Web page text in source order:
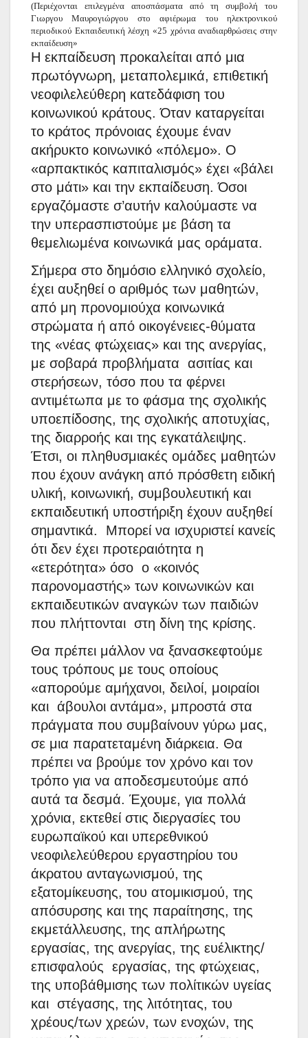
(Περιέχονται επιλεγμένα αποσπάσματα απότη συμβολή του
Γιωργου Μαυρογιώργου στο αφιέρωμα του ηλεκτρονικού
περιοδικού Eκπαιδευτική λέσχη «25 χρόνια αναδιαρθρώσεις στην
εκπαίδευση»
Η εκπαίδευση προκαλείται από μια
πρωτόγνωρη, μεταπολεμικά, επιθετική
νεοφιλελεύθερη κατεδάφιση του
κοινωνικού κράτους. Όταν καταργείται
το κράτος πρόνοιας έχουμε έναν
ακήρυκτο κοινωνικό «πόλεμο». Ο
«αρπακτικός καπιταλισμός» έχει «βάλει
στο μάτι» και την εκπαίδευση. Όσοι
εργαζόμαστε σ’αυτήν καλούμαστε να
την υπερασπιστούμε με βάση τα
θεμελιωμένα κοινωνικά μας οράματα.
Σήμερα στο δημόσιο ελληνικό σχολείο,
έχει αυξηθεί ο αριθμός των μαθητών,
από μη προνομιούχα κοινωνικά
στρώματα ή από οικογένειες-θύματα
της «νέας φτώχειας» και της ανεργίας,
με σοβαρά προβλήματα ασιτίας και
στερήσεων, τόσο που τα φέρνει
αντιμέτωπα με το φάσμα της σχολικής
υποεπίδοσης, της σχολικής αποτυχίας,
της διαρροής και της εγκατάλειψης.
Έτσι, οι πληθυσμιακές ομάδες μαθητών
που έχουν ανάγκη από πρόσθετη ειδική
υλική, κοινωνική, συμβουλευτική και
εκπαιδευτική υποστήριξη έχουν αυξηθεί
σημαντικά. Μπορεί να ισχυριστεί κανείς
ότι δεν έχει προτεραιότητα η
«ετερότητα» όσο ο «κοινός
παρονομαστής» των κοινωνικών και
εκπαιδευτικών αναγκών των παιδιών
που πλήττονται στη δίνη της κρίσης.
Θα πρέπει μάλλον να ξανασκεφτούμε
τους τρόπους με τους οποίους
«απορούμε αμήχανοι, δειλοί, μοιραίοι
και άβουλοι αντάμα», μπροστά στα
πράγματα που συμβαίνουν γύρω μας,
σε μια παρατεταμένη διάρκεια. Θα
πρέπει να βρούμε τον χρόνο και τον
τρόπο για να αποδεσμευτούμε από
αυτά τα δεσμά. Έχουμε, για πολλά
χρόνια, εκτεθεί στις διεργασίες του
ευρωπαϊκού και υπερεθνικού
νεοφιλελεύθερου εργαστηρίου του
άκρατου ανταγωνισμού, της
εξατομίκευσης, του ατομικισμού, της
απόσυρσης και της παραίτησης, της
εκμετάλλευσης, της απλήρωτης
εργασίας, της ανεργίας, της ευέλικτης/
επισφαλούς εργασίας, της φτώχειας,
της υποβάθμισης των πολίτικών υγείας
και στέγασης, της λιτότητας, του
χρέους/των χρεών, των ενοχών, της